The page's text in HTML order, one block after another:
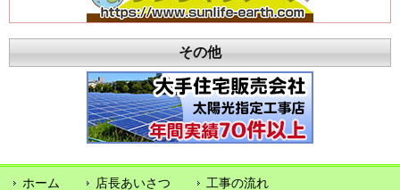
その他
ホーム 店長あいさつ 工事の流れ